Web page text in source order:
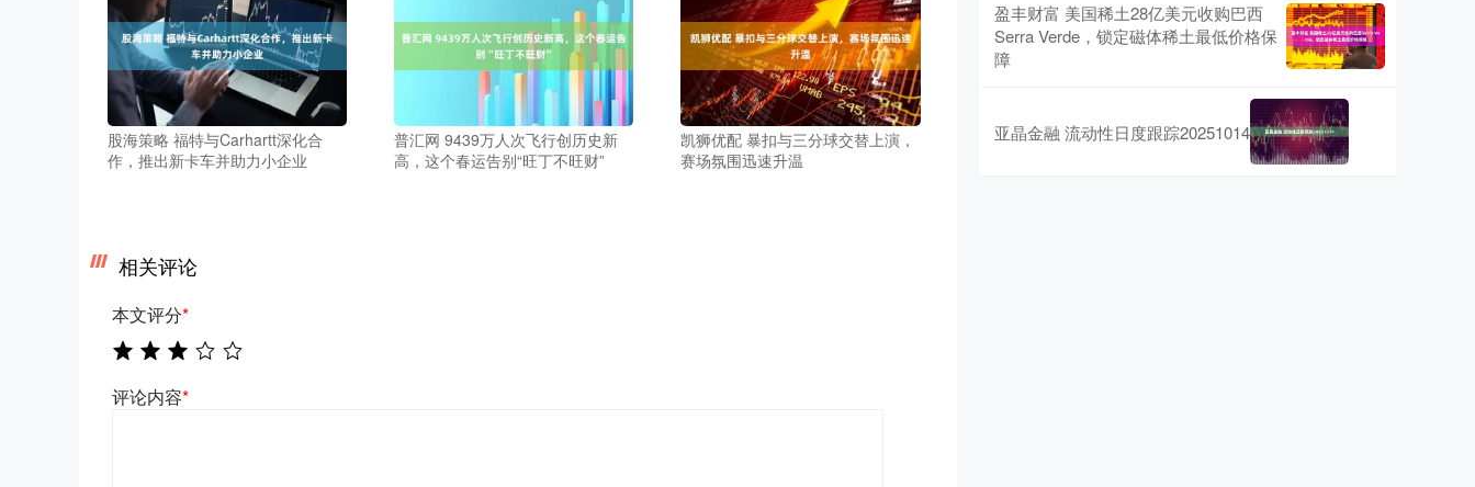
股海策略 福特与Carhartt深化合
作，推出新卡车并助力小企业
普汇网 9439万人次飞行创历史新
高，这个春运告别“旺丁不旺财”
凯狮优配 暴扣与三分球交替上演，
赛场氛围迅速升温
相关评论
本文评分*
评论内容*
盈丰财富 美国稀土28亿美元收购巴西
Serra Verde，锁定磁体稀土最低价格保
障
亚晶金融 流动性日度跟踪20251014